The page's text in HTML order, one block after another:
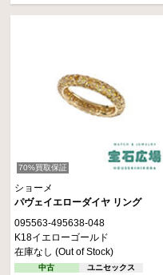
70%買取保証
ショーメ
パヴェイエローダイヤ リング
095563-495638-048
K18イエローゴールド
在庫なし (Out of Stock)
中古 ユニセックス